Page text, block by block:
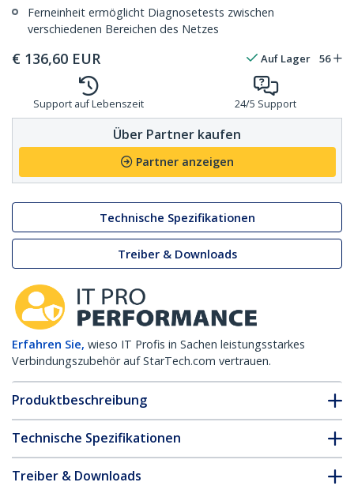
Ferneinheit ermöglicht Diagnosetests zwischen
verschiedenen Bereichen des Netzes
€ 136,60 EUR Auf Lager 56
Support auf Lebenszeit 24/5 Support
Über Partner kaufen
Partner anzeigen
Technische Spezifikationen
Treiber & Downloads
Erfahren Sie, wieso IT Profis in Sachen leistungsstarkes
Verbindungszubehör auf StarTech.com vertrauen.
Produktbeschreibung
Technische Spezifikationen
Treiber & Downloads